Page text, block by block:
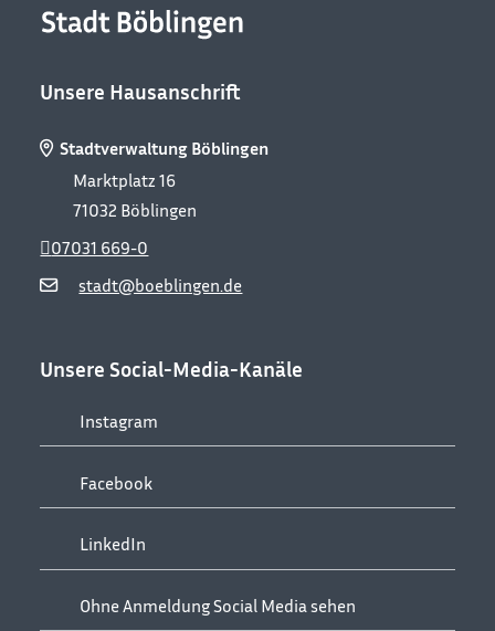
Unsere Hausanschrift
Stadtverwaltung Böblingen
Marktplatz 16
71032 Böblingen
stadt@boeblingen.de
07031 669-0
Unsere Social-Media-Kanäle
Instagram
Facebook
LinkedIn
Ohne Anmeldung Social Media sehen